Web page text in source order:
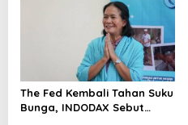
The Fed Kembali Tahan Suku
Bunga, INDODAX Sebut